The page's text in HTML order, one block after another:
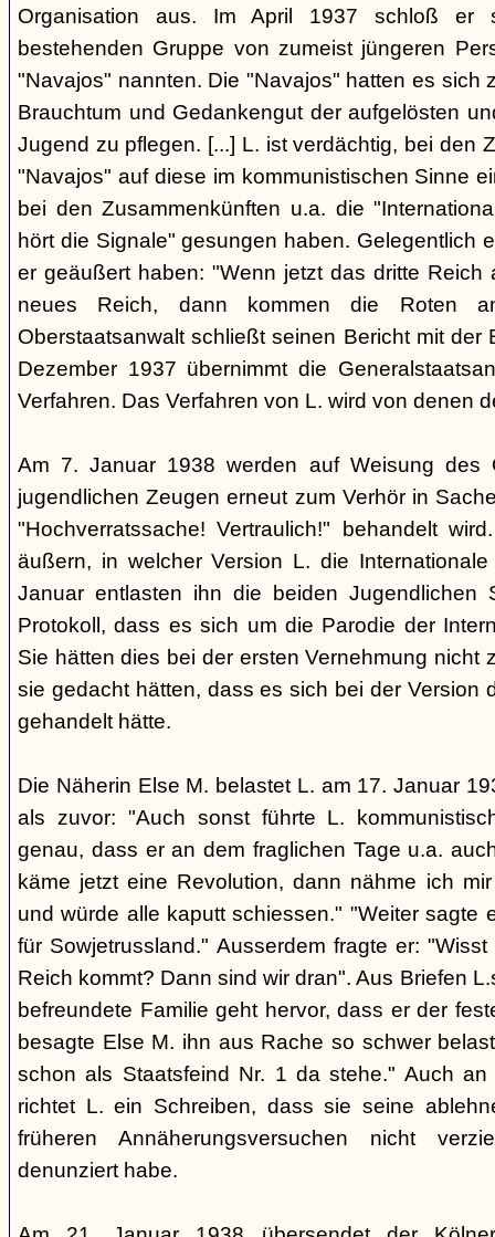
Organisation aus. Im April 1937 schloß
bestehenden Gruppe von zumeist jüngeren
"Navajos" nannten. Die "Navajos" hatten es sich
Brauchtum und Gedankengut der aufgelösten
Jugend zu pflegen. [...] L. ist verdächtig, bei den
"Navajos" auf diese im kommunistischen Sinne
bei den Zusammenkünften u.a. die
hört die Signale" gesungen haben. Gelegentlich
er geäußert haben: "Wenn jetzt das dritte Reich
neues Reich, dann kommen die Roten
Oberstaatsanwalt schließt seinen Bericht mit der
Dezember 1937 übernimmt die
Verfahren. Das Verfahren von L. wird von denen
Am 7. Januar 1938 werden auf Weisung des
jugendlichen Zeugen erneut zum Verhör in
"Hochverratssache! Vertraulich!" behandelt
äußern, in welcher Version L. die
Januar entlasten ihn die beiden
Protokoll, dass es sich um die Parodie der
Sie hätten dies bei der ersten Vernehmung nicht
sie gedacht hätten, dass es sich bei der Version
gehandelt hätte.
Die Näherin Else M. belastet L. am 17. Januar
als zuvor: "Auch sonst führte L.
genau, dass er an dem fraglichen Tage u.a.
käme jetzt eine Revolution, dann nähme ich
und würde alle kaputt schiessen." "Weiter sagte
für Sowjetrussland." Ausserdem fragte er:
Reich kommt? Dann sind wir dran". Aus Briefen
befreundete Familie geht hervor, dass er der
besagte Else M. ihn aus Rache so schwer
schon als Staatsfeind Nr. 1 da stehe." Auch an
richtet L. ein Schreiben, dass sie seine
früheren Annäherungsversuchen nicht
denunziert habe.